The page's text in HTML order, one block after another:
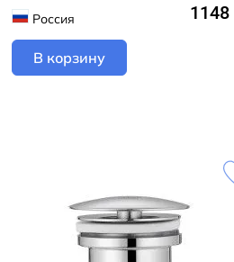
Россия 1148
В корзину